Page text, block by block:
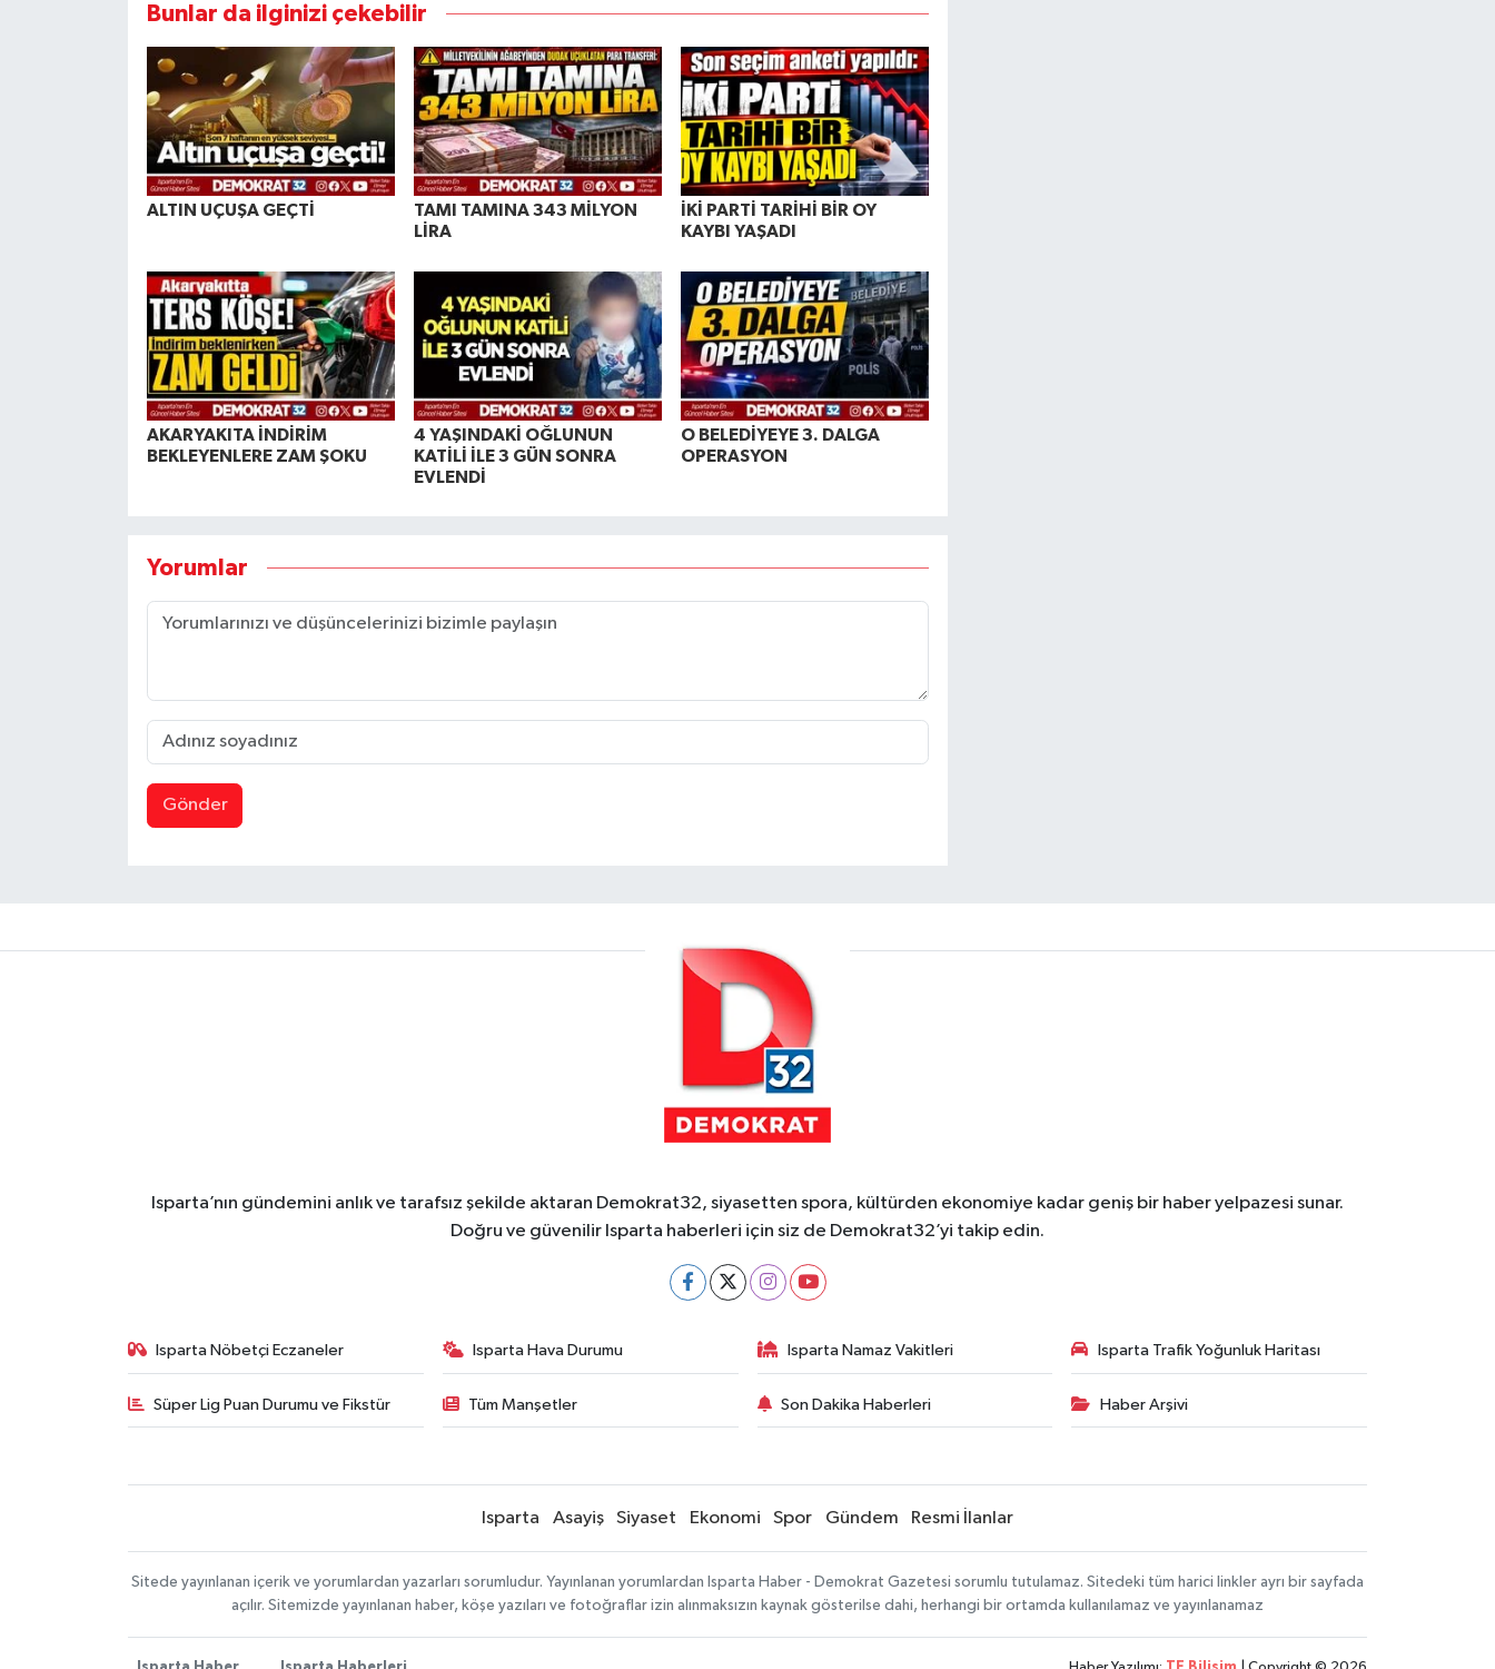
Bunlar da ilginizi çekebilir
ALTIN UÇUŞA GEÇTİ
TAMI TAMINA 343 MİLYON
LİRA
İKİ PARTİ TARİHİ BİR OY
KAYBI YAŞADI
AKARYAKITA İNDİRİM
BEKLEYENLERE ZAM ŞOKU
4 YAŞINDAKİ OĞLUNUN
KATİLİ İLE 3 GÜN SONRA
EVLENDİ
O BELEDİYEYE 3. DALGA
OPERASYON
Yorumlar
Gönder
Isparta’nın gündemini anlık ve tarafsız şekilde aktaran Demokrat32, siyasetten spora, kültürden ekonomiye kadar geniş bir haber yelpazesi sunar.
Doğru ve güvenilir Isparta haberleri için siz de Demokrat32’yi takip edin.
Isparta Nöbetçi Eczaneler Isparta Hava Durumu Isparta Namaz Vakitleri Isparta Trafik Yoğunluk Haritası
Süper Lig Puan Durumu ve Fikstür Tüm Manşetler Son Dakika Haberleri Haber Arşivi
Isparta Asayiş Siyaset Ekonomi Spor Gündem Resmi İlanlar
Sitede yayınlanan içerik ve yorumlardan yazarları sorumludur. Yayınlanan yorumlardan Isparta Haber - Demokrat Gazetesi sorumlu tutulamaz. Sitedeki tüm harici linkler ayrı bir sayfada
açılır. Sitemizde yayınlanan haber, köşe yazıları ve fotoğraflar izin alınmaksızın kaynak gösterilse dahi, herhangi bir ortamda kullanılamaz ve yayınlanamaz